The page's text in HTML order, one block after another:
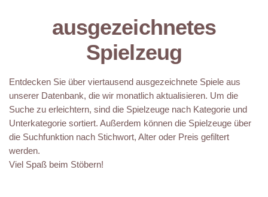
ausgezeichnetes
Spielzeug
Entdecken Sie über viertausend ausgezeichnete Spiele aus
unserer Datenbank, die wir monatlich aktualisieren. Um die
Suche zu erleichtern, sind die Spielzeuge nach Kategorie und
Unterkategorie sortiert. Außerdem können die Spielzeuge über
die Suchfunktion nach Stichwort, Alter oder Preis gefiltert
werden.
Viel Spaß beim Stöbern!